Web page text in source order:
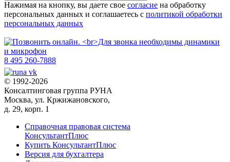
Нажимая на кнопку, вы даете свое согласие на обработку
персональных данных и соглашаетесь с политикой обработки
персональных данных
8 495 260-7888
© 1992-2026
Консалтинговая группа РУНА
Москва, ул. Кржижановского,
д. 29, корп. 1
Справочная правовая система
КонсультантПлюс
Купить КонсультантПлюс
Версия для бухгалтера